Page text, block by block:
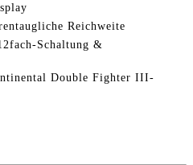
Reichweite
Schaltung &
Double Fighter III-